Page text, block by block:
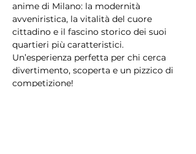
anime di Milano: la modernità
avveniristica, la vitalità del cuore
cittadino e il fascino storico dei suoi
quartieri più caratteristici.
Un’esperienza perfetta per chi cerca
divertimento, scoperta e un pizzico di
competizione!